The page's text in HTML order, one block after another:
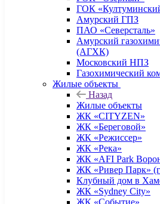
ГОК
Амурский ГПЗ
ПАО «Северсталь»
Амурский
(АГХК)
Московский НПЗ
Газохимический
Жилые объекты
Назад
Жилые объекты
ЖК «CITYZEN»
ЖК «Береговой»
ЖК «Режиссер»
ЖК «Река»
ЖК «AFI Park
ЖК «Ривер Парк»
Клубный дом в
ЖК «Sydney City»
ЖК «Событие»